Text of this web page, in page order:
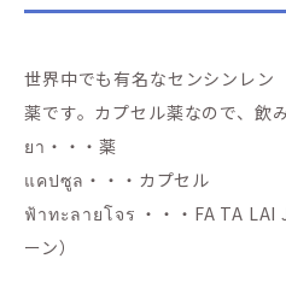
世界中でも有名なセンシンレン
薬です。カプセル薬なので、飲
ยา・・・薬
แคปซูล・・・カプセル
ฟ้าทะลายโจร ・・・FA TA LAI
ーン）